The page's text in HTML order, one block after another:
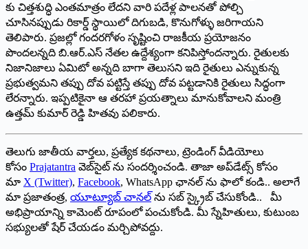
కు చిత్తశుద్ధి ఎంతమాత్రం లేదని వారి పదేళ్ల పాలనతో పోల్చి
చూసినప్పుడు రికార్డ్ స్థాయిలో దిగుబడి, కొనుగోళ్ళు జరిగాయని
తెలిపారు. ప్రజల్లో గందరగోళం సృష్టించి రాజకీయ ప్రయోజనం
పొందలన్నది బి.ఆర్.ఎస్ నేతల ఉద్దేశ్యంగా కనిపిస్తోందన్నారు. రైతులకు
నిజానిజాలు ఏమిటో అన్నది బాగా తెలుసని ఇది రైతులు ఎన్నుకున్న
ప్రభుత్వమని తప్పు దోవ పట్టిస్తే తప్పు దోవ పట్టడానికి రైతులు సిద్ధంగా
లేరన్నారు. ఇప్పటికైనా ఆ తరహా ప్రయత్నాలు మానుకోవాలని మంత్రి
ఉత్తమ్ కుమార్ రెడ్డి హితవు పలికారు.
తెలుగు జాతీయ వార్తలు, ప్రత్యేక కథనాలు, ట్రెండింగ్ వీడియోలు
కోసం Prajatantra వెబ్‌సైట్ ను సందర్శించండి. తాజా అప్‌డేట్స్ కోసం
మా X (Twitter), Facebook, WhatsApp ఛానల్ ను ఫాలో కండి.. అలాగే
మా ప్రజాతంత్ర, యూట్యూబ్ చానల్ ను సబ్ స్క్రైబ్ చేసుకోండి.. మీ
అభిప్రాయాన్ని కామెంట్ రూపంలో పంచుకోండి. మీ స్నేహితులు, కుటుంబ
సభ్యులతో షేర్ చేయడం మర్చిపోవద్దు.